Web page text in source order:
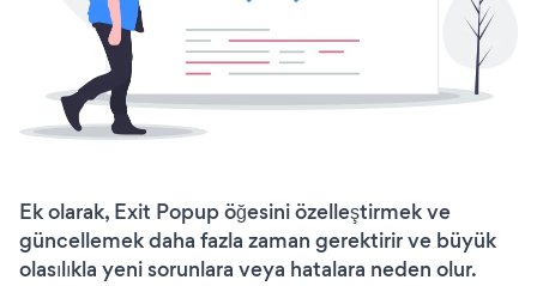
Ek olarak, Exit Popup öğesini özelleştirmek ve
güncellemek daha fazla zaman gerektirir ve büyük
olasılıkla yeni sorunlara veya hatalara neden olur.